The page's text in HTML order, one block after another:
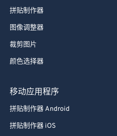
拼贴制作器
图像调整器
裁剪图片
颜色选择器
移动应用程序
拼贴制作器 Android
拼贴制作器 iOS